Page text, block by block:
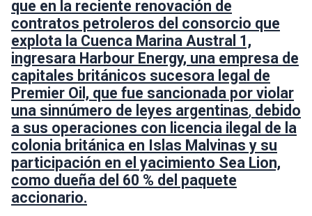
que en la reciente renovación de
contratos petroleros del consorcio que
explota la Cuenca Marina Austral 1,
ingresara Harbour Energy, una empresa de
capitales británicos sucesora legal de
Premier Oil, que fue sancionada por violar
una sinnúmero de leyes argentinas, debido
a sus operaciones con licencia ilegal de la
colonia británica en Islas Malvinas y su
participación en el yacimiento Sea Lion,
como dueña del 60 % del paquete
accionario.